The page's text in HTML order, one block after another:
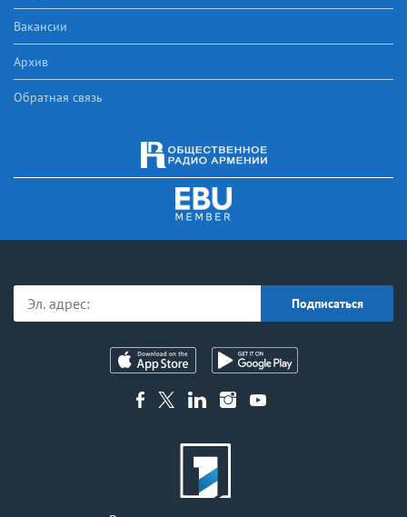
Вакансии
Архив
Обратная связь